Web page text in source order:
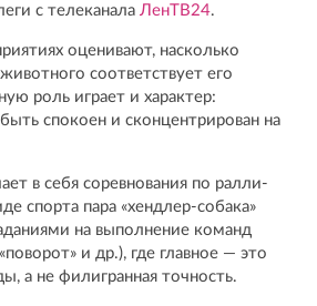
с телеканала ЛенТВ24.
оценивают, насколько
соответствует его
роль играет и характер:
спокоен и сконцентрирован на
в себя соревнования по ралли-
спорта пара «хендлер-собака»
на выполнение команд
и др.), где главное — это
а не филигранная точность.